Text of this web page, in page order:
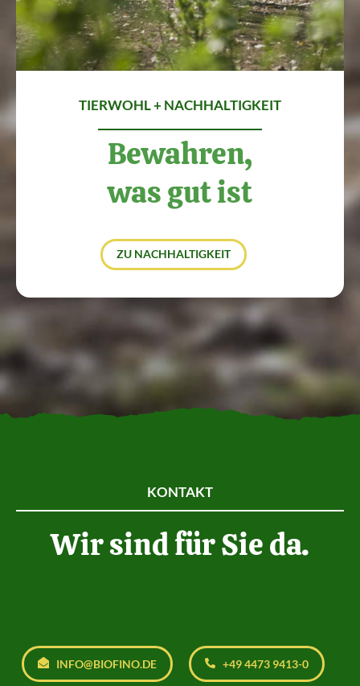
TIERWOHL + NACHHALTIGKEIT
Bewahren,
was gut ist
ZU NACHHALTIGKEIT
KONTAKT
Wir sind für Sie da.
INFO@BIOFINO.DE +49 4473 9413-0